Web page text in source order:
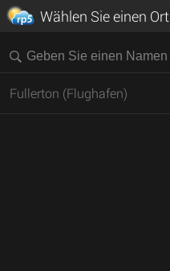
Wählen Sie einen Ort
Fullerton (Flughafen)